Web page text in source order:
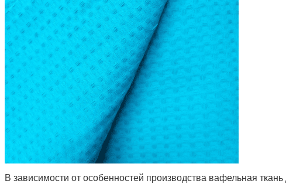
В зависимости от особенностей производства вафельная